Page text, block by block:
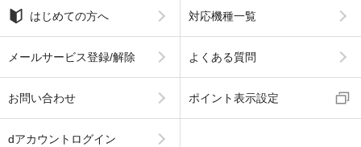
はじめての方へ 対応機種一覧
メールサービス登録/解除 よくある質問
お問い合わせ ポイント表示設定
dアカウントログイン